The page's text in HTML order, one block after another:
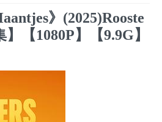
》(2025)Rooste
【1080P】【9.9G】